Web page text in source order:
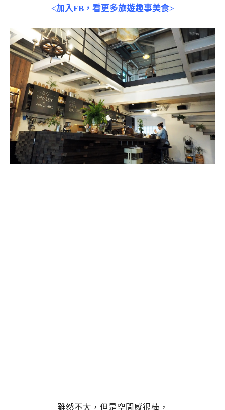
<加入FB，看更多旅遊趣事美食>
雖然不大，但是空間感很棒，